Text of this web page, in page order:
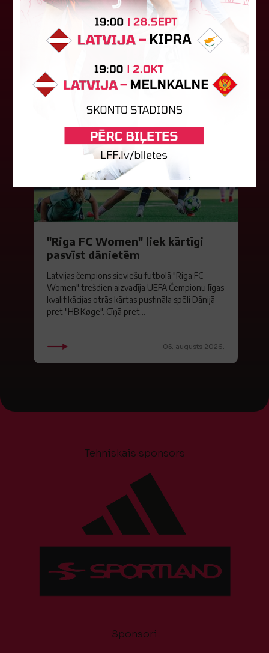
Par "LuckyBet" Sieviešu futbola līgas jūnija
labāko spēlētāju atzīta FS "Metta" spēlētāja
Keita Zviedre. Uzvarētāja tika noskaidrota
balsojumā, kurā tika apkopotas...
06. augusts 2026.
"Riga FC Women" liek kārtīgi
pasvīst dānietēm
Latvijas čempions sieviešu futbolā "Riga FC
Women" trešdien aizvadīja UEFA Čempionu līgas
kvalifikācijas otrās kārtas pusfināla spēli Dānijā
pret "HB Køge". Cīņā pret...
05. augusts 2026.
Tehniskais sponsors
Sponsori